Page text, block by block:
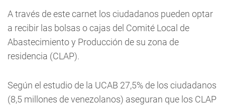
A través de este carnet los ciudadanos pueden optar
a recibir las bolsas o cajas del Comité Local de
Abastecimiento y Producción de su zona de
residencia (CLAP).
Según el estudio de la UCAB 27,5% de los ciudadanos
(8,5 millones de venezolanos) aseguran que los CLAP